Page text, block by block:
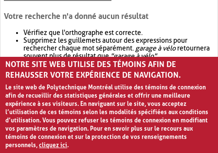
Votre recherche n'a donné aucun résultat
Vérifiez que l'orthographe est correcte.
Supprimez les guillemets autour des expressions pour
rechercher chaque mot séparément. garage à véloretournera
souvent plus de résultat que"garage à vélo".
Envisagez d'élargir votre recherche avec OR.garage OR vélo
retournera souvent plus de résultat quegarage à vélo
NOTRE SITE WEB UTILISE DES TÉMOINS AFIN DE
REHAUSSER VOTRE EXPÉRIENCE DE NAVIGATION.
Le site web de Polytechnique Montréal utilise des témoins de connexion
afin de recueillir des statistiques générales et offrir une meilleure
expérience à ses visiteurs. En naviguant sur le site, vous acceptez
l’utilisation de ces témoins selon les modalités spécifiées aux conditions
d’utilisation. Vous pouvez refuser les témoins de connexion en modifiant
vos paramètres de navigation. Pour en savoir plus sur le recours aux
témoins de connexion et sur la protection de vos renseignements
personnels,cliquez ici.